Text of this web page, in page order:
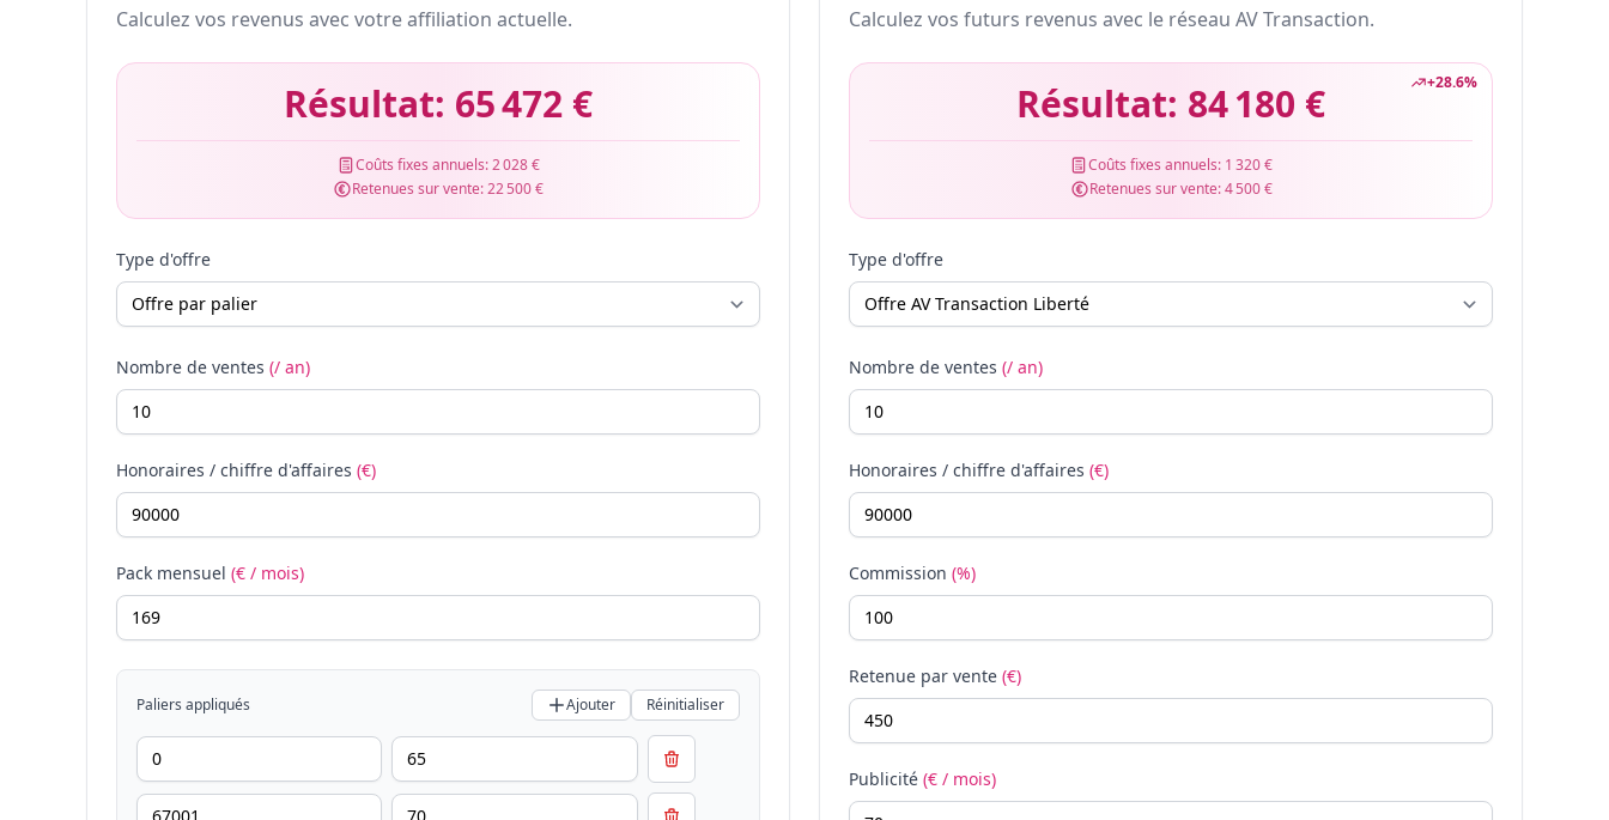
Calculez vos revenus avec votre affiliation actuelle.
Résultat: 65 472 €
Coûts fixes annuels:2 028 €
Retenues sur vente:22 500 €
Type d'offre
Nombre de ventes (/ an)
Honoraires / chiffre d'affaires (€)
Pack mensuel (€ / mois)
Paliers appliqués Ajouter Réinitialiser
Calculez vos futurs revenus avec le réseau AV Transaction.
+28.6%
Résultat: 84 180 €
Coûts fixes annuels: 1 320 €
Retenues sur vente:4 500 €
Type d'offre
Nombre de ventes (/ an)
Honoraires / chiffre d'affaires (€)
Commission (%)
Retenue par vente (€)
Publicité (€ / mois)